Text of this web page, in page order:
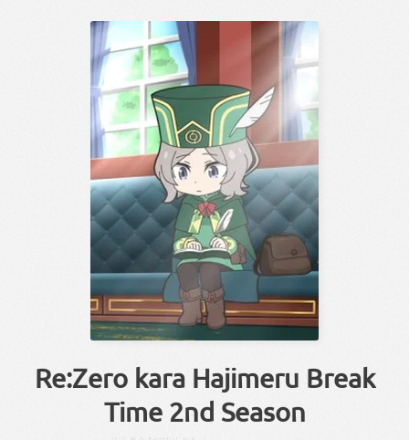
Re:Zero kara Hajimeru Break
Time 2nd Season